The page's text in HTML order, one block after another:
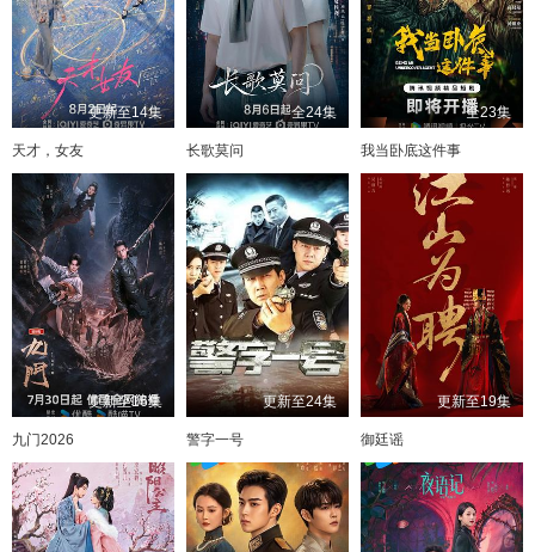
更新至14集
天才，女友
全24集
长歌莫问
全23集
我当卧底这件事
更新至16集
九门2026
更新至24集
警字一号
更新至19集
御廷谣